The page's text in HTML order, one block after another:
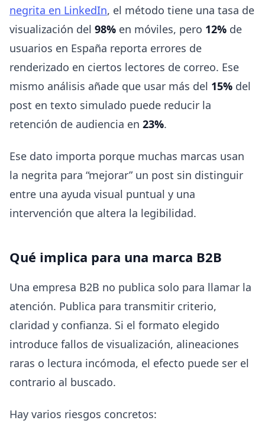
negrita en LinkedIn, el método tiene una tasa de
visualización del 98% en móviles, pero 12% de
usuarios en España reporta errores de
renderizado en ciertos lectores de correo. Ese
mismo análisis añade que usar más del 15% del
post en texto simulado puede reducir la
retención de audiencia en 23%.
Ese dato importa porque muchas marcas usan
la negrita para “mejorar” un post sin distinguir
entre una ayuda visual puntual y una
intervención que altera la legibilidad.
Qué implica para una marca B2B
Una empresa B2B no publica solo para llamar la
atención. Publica para transmitir criterio,
claridad y confianza. Si el formato elegido
introduce fallos de visualización, alineaciones
raras o lectura incómoda, el efecto puede ser el
contrario al buscado.
Hay varios riesgos concretos: